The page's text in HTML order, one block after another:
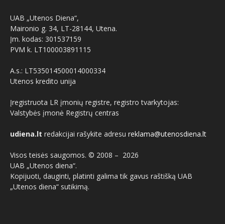
UAB „Utenos Diena“,
Maironio g. 34, LT-28144, Utena.
Įm. kodas: 301537159
PVM k. LT100003891115
A.s.: LT535014500014000334
Utenos kredito unija
Įregistruota LR įmonių registre, registro tvarkytojas:
Valstybės įmonė Registrų centras
udiena.lt redakcijai rašykite adresu reklama@utenosdiena.lt
Visos teisės saugomos. © 2008 – 2026
UAB „Utenos diena“.
Kopijuoti, dauginti, platinti galima tik gavus raštišką UAB
„Utenos diena“ sutikimą.